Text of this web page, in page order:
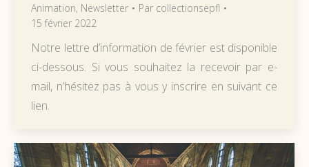
Animation, Newsletter Par collectionsepfl
15 février 2022
Notre lettre d’information de février est disponible
ci-dessous. Si vous souhaitez la recevoir par e-
mail, n’hésitez pas à vous y inscrire en suivant ce
lien.